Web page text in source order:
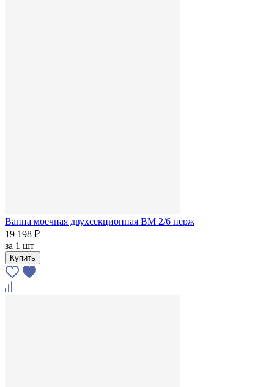
Ванна моечная двухсекционная ВМ 2/6 нерж
19 198 ₽
за 1 шт
Купить